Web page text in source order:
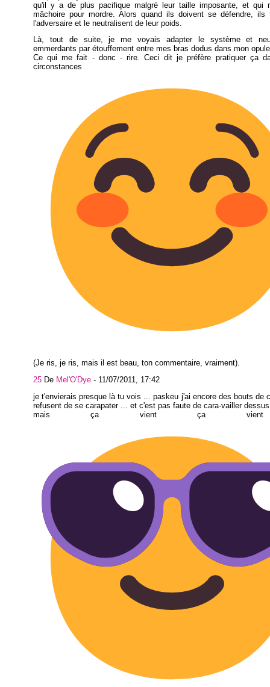
qu'il y a de plus pacifique malgré leur taille imposante, et qui
mâchoire pour mordre. Alors quand ils doivent se défendre, ils
l'adversaire et le neutralisent de leur poids.
Là, tout de suite, je me voyais adapter le système et
emmerdants par étouffement entre mes bras dodus dans mon
Ce qui me fait - donc - rire. Ceci dit je préfère pratiquer ça
circonstances
(Je ris, je ris, mais il est beau, ton commentaire, vraiment).
25 De Mel'O'Dye - 11/07/2011, 17:42
je t'envierais presque là tu vois ... paskeu j'ai encore des bouts de
refusent de se carapater ... et c'est pas faute de cara-vailler
mais ça vient ça